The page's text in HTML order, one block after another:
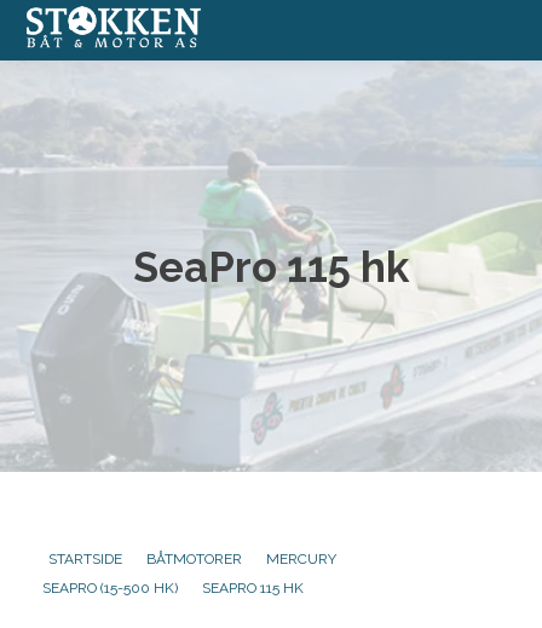
Båtmotorer
Båtverksted
Båtopplag
Formidlingssalg
SeaPro 115 hk
STARTSIDE BÅTMOTORER
MERCURY
SEAPRO (15-500 HK)
SEAPRO 115 HK